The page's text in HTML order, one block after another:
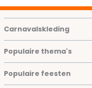
Carnavalskleding
Populaire thema's
Populaire feesten